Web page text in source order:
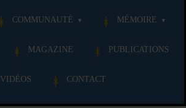
COMMUNAUTÉ MÉMOIRE
MAGAZINE PUBLICATIONS
VIDÉOS CONTACT